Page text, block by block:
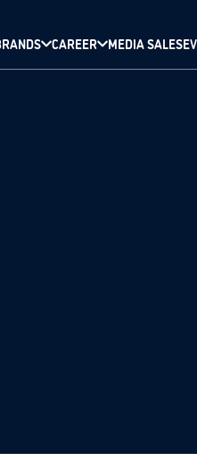
CAREER MEDIA SALES